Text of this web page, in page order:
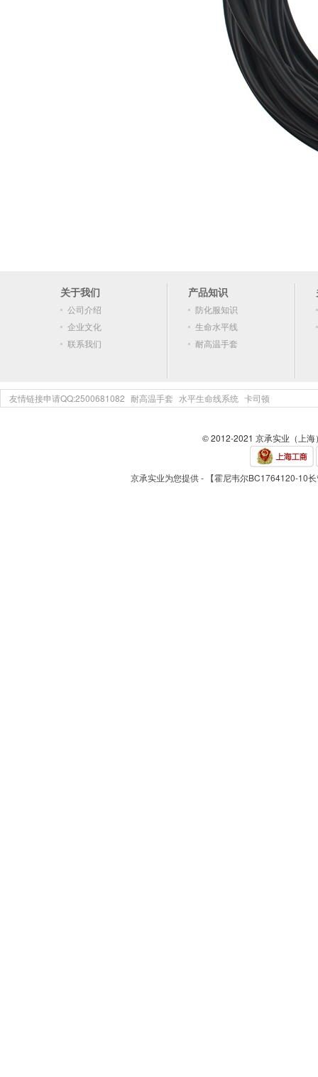
关于我们
公司介绍
企业文化
联系我们
产品知识
防化服知识
生命水平线
耐高温手套
友情链接申请QQ:2500681082 耐高温手套 水平生命线系统 卡司顿
© 2012-2021 京承实业（上
京承实业为您提供 - 【霍尼韦尔BC1764120-10